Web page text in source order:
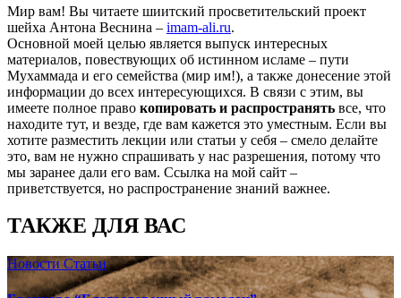
Мир вам! Вы читаете шиитский просветительский проект
шейха Антона Веснина – imam-ali.ru.
Основной моей целью является выпуск интересных
материалов, повествующих об истинном исламе – пути
Мухаммада и его семейства (мир им!), а также донесение этой
информации до всех интересующихся. В связи с этим, вы
имеете полное право копировать и распространять все, что
находите тут, и везде, где вам кажется это уместным. Если вы
хотите разместить лекции или статьи у себя – смело делайте
это, вам не нужно спрашивать у нас разрешения, потому что
мы заранее дали его вам. Ссылка на мой сайт –
приветствуется, но распространение знаний важнее.
ТАКЖЕ ДЛЯ ВАС
НовостиСтатьи